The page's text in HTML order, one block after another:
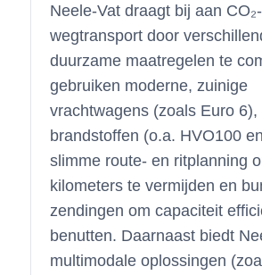
Neele-Vat draagt bij aan
wegtransport door
duurzame maatregelen te
gebruiken moderne, zuinige
vrachtwagens (zoals Euro
brandstoffen (o.a. HVO100
slimme route- en ritplanning
kilometers te vermijden en
zendingen om capaciteit
benutten. Daarnaast biedt
multimodale oplossingen